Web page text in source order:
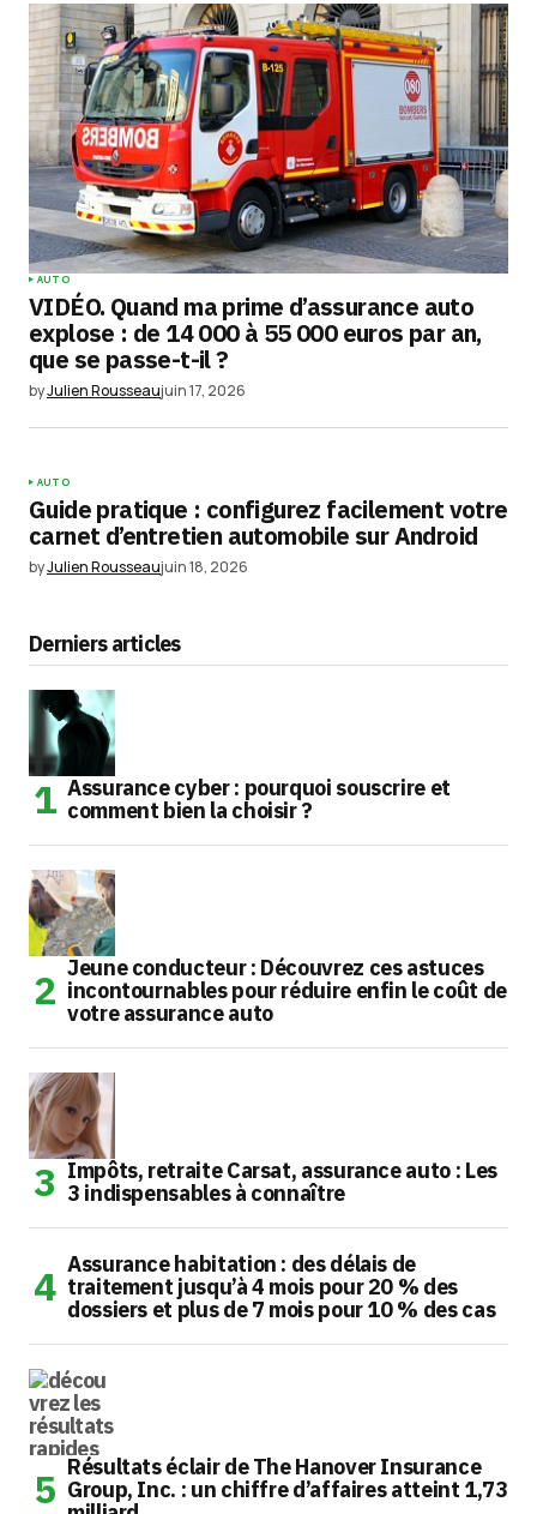
AUTO
VIDÉO. Quand ma prime d’assurance auto
explose : de 14 000 à 55 000 euros par an,
que se passe-t-il ?
byJulien Rousseaujuin 17, 2026
AUTO
Guide pratique : configurez facilement votre
carnet d’entretien automobile sur Android
byJulien Rousseaujuin 18, 2026
Derniers articles
Assurance cyber : pourquoi souscrire et
comment bien la choisir ?
Jeune conducteur : Découvrez ces astuces
incontournables pour réduire enfin le coût de
votre assurance auto
Impôts, retraite Carsat, assurance auto : Les
3 indispensables à connaître
Assurance habitation : des délais de
traitement jusqu’à 4 mois pour 20 % des
dossiers et plus de 7 mois pour 10 % des cas
Résultats éclair de The Hanover Insurance
Group, Inc. : un chiffre d’affaires atteint 1,73